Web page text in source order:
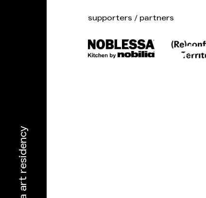
narva art residency
supporters / partners